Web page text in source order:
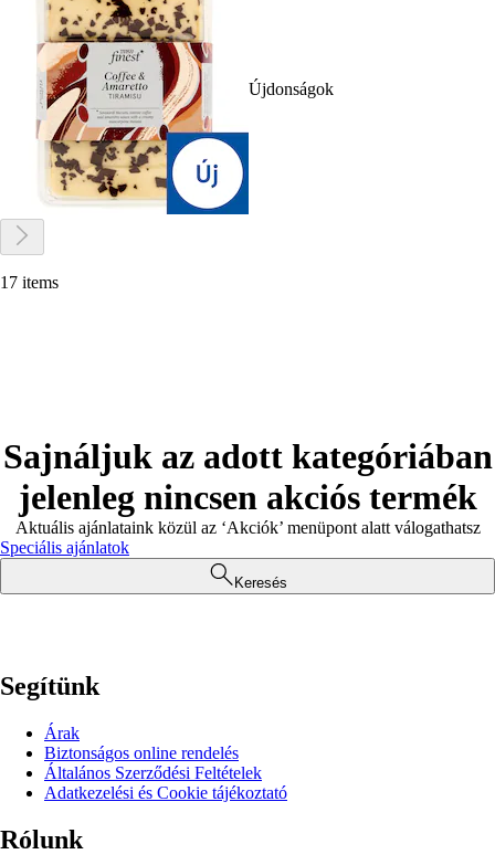
Újdonságok
17 items
Sajnáljuk az adott kategóriában
jelenleg nincsen akciós termék
Aktuális ajánlataink közül az ‘Akciók’ menüpont alatt válogathatsz
Speciális ajánlatok
Keresés
Segítünk
Árak
Biztonságos online rendelés
Általános Szerződési Feltételek
Adatkezelési és Cookie tájékoztató
Rólunk